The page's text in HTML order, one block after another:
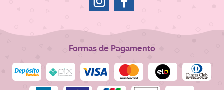
Formas de Pagamento